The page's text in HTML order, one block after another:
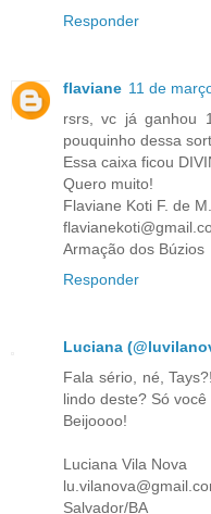
Responder
flaviane 11 de
rsrs, vc já ganhou
pouquinho dessa
Essa caixa ficou
Quero muito!
Flaviane Koti F. de M.
Armação dos Búzios
Responder
Luciana
Fala sério, né,
lindo deste? Só você
Beijoooo!
Luciana Vila Nova
Salvador/BA